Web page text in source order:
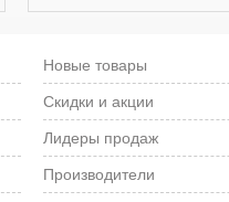
Новые товары
Скидки и акции
Лидеры продаж
Производители